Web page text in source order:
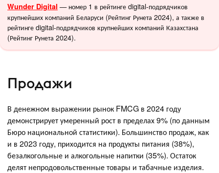
Wunder Digital — номер 1 в рейтинге digital-подрядчиков
крупнейших компаний Беларуси (Рейтинг Рунета 2024), а также в
рейтинге digital-подрядчиков крупнейших компаний Казахстана
(Рейтинг Рунета 2024).
Продажи
В денежном выражении рынок FMCG в 2024 году
демонстрирует умеренный рост в пределах 9% (по данным
Бюро национальной статистики). Большинство продаж, как
и в 2023 году, приходится на продукты питания (38%),
безалкогольные и алкогольные напитки (35%). Остаток
делят непродовольственные товары и табачные изделия.